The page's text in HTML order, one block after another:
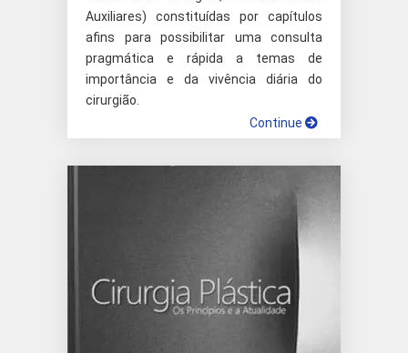
Auxiliares) constituídas por capítulos
afins para possibilitar uma consulta
pragmática e rápida a temas de
importância e da vivência diária do
cirurgião.
Continue